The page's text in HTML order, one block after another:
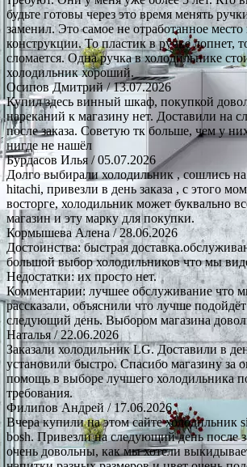
будьте готовы через это время менять
заменил. Это самое не отработанное место
конструкции. То пластик в ручке лопнет,
сломается. Одна ручка в холодильнике
холодильник хороший.
Осипов Дмитрий/ 13.07.2026
Купил здесь винный шкаф, покупкой
нареканий к магазину нет. Доставили на
после заказа. Советую тк больше, чем у
нигде не нашёл
Бурдасов Илья / 05.07.2026
Долго выбирали холодильник , сошлись
hitachi, привезли в день заказа , с этого
восторге, холодильник может буквально
магазин и эту марку для покупки.
Кормышева Алена/ 28.06.2026
Достоинства: быстрая
большой выбор холодильников что мы
Недостатки: их просто нет.
Комментарии: лучшее обслуживание что
рассказали, объяснили что лучше
следующий день. Выбором магазина
Наталья/ 22.06.2026
Заказали холодильник LG. Доставили в
установили быстро. Спасибо магазину за
помощь в выборе лучшего холодильника
требования.
Филипов Андрей / 17.06.2026
Вчера купили на этом сайте холодильник
bosh. Привезли на следующий день после
очень довольны, как мы хотели